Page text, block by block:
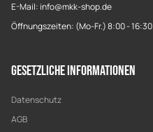
E-Mail: info@mkk-shop.de
Öffnungszeiten: (Mo-Fr.) 8:00 - 16:30
Gesetzliche Informationen
Datenschutz
AGB